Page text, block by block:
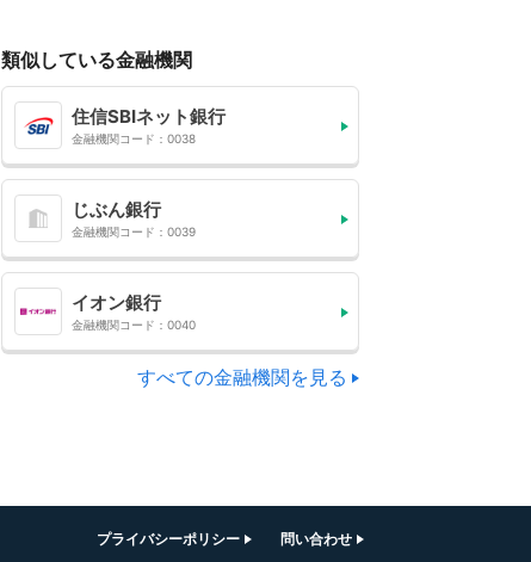
類似している金融機関
住信SBIネット銀行
金融機関コード：0038
じぶん銀行
金融機関コード：0039
イオン銀行
金融機関コード：0040
すべての金融機関を見る
プライバシーポリシー 問い合わせ